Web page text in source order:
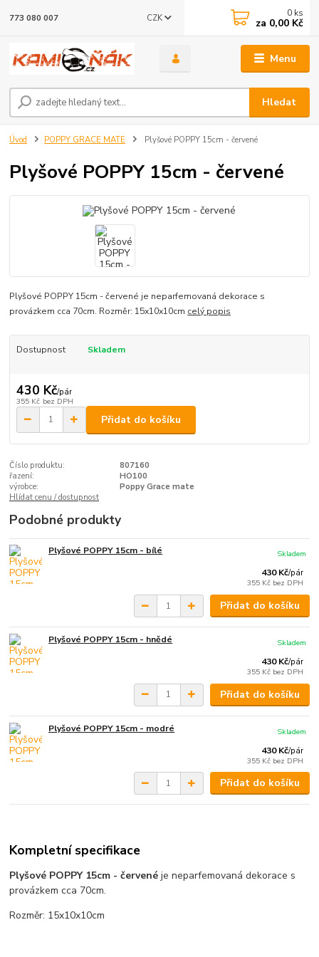
Menu
CZK
Hledat
773 080 007 0 ks
za 0,00 Kč
Úvod POPPY GRACE MATE Plyšové POPPY 15cm - červené
Plyšové POPPY 15cm - červené
Plyšové POPPY 15cm - červené je neparfemovaná dekorace s
provázkem cca 70cm. Rozměr: 15x10x10cm celý popis
Dostupnost Skladem
430 Kč/pár
355 Kč bez DPH
Přidat do košíku
Číslo produktu:
807160
řazení:
HO100
výrobce:
Poppy Grace mate
Hlídat cenu / dostupnost
Podobné produkty
Plyšové POPPY 15cm - bílé
430 Kč/pár
355 Kč bez DPH
Skladem
Přidat do košíku
Plyšové POPPY 15cm - hnědé
430 Kč/pár
355 Kč bez DPH
Skladem
Přidat do košíku
Plyšové POPPY 15cm - modré
430 Kč/pár
355 Kč bez DPH
Skladem
Přidat do košíku
Kompletní specifikace
Plyšové POPPY 15cm - červené je neparfemovaná dekorace s
provázkem cca 70cm.
Rozměr: 15x10x10cm